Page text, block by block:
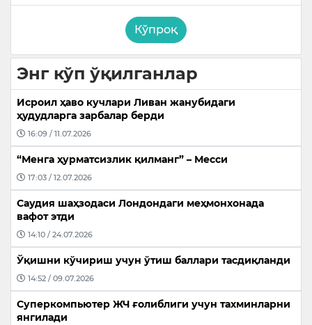
Кўпроқ
Энг кўп ўқилганлар
Исроил ҳаво кучлари Ливан жанубидаги
ҳудудларга зарбалар берди
16:09 / 11.07.2026
“Менга ҳурматсизлик қилманг” – Месси
17:03 / 12.07.2026
Саудия шаҳзодаси Лондондаги меҳмонхонада
вафот этди
14:10 / 24.07.2026
Ўқишни кўчириш учун ўтиш баллари тасдиқланди
14:52 / 09.07.2026
Суперкомпьютер ЖЧ ғолиблиги учун тахминларни
янгилади